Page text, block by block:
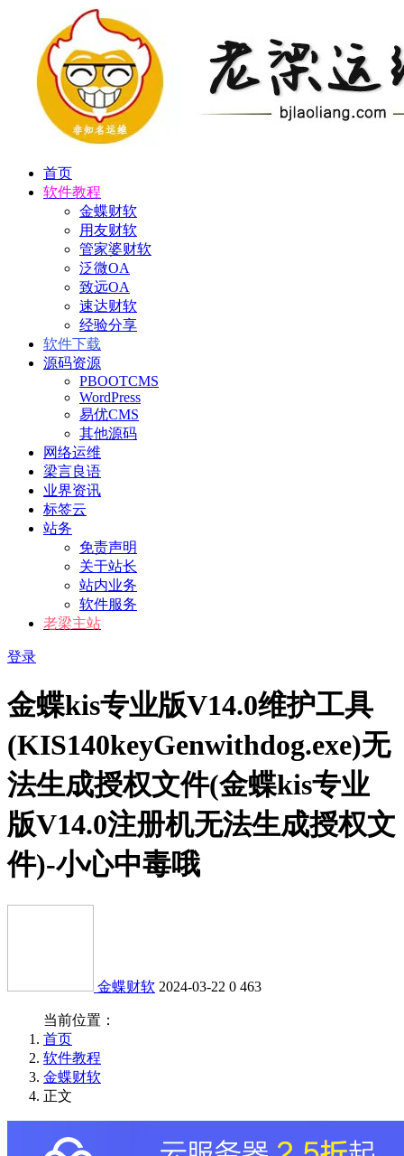
首页
软件教程
金蝶财软
用友财软
管家婆财软
泛微OA
致远OA
速达财软
经验分享
软件下载
源码资源
PBOOTCMS
WordPress
易优CMS
其他源码
网络运维
梁言良语
业界资讯
标签云
站务
免责声明
关于站长
站内业务
软件服务
老梁主站
登录
金蝶kis专业版V14.0维护工具
(KIS140keyGenwithdog.exe)无
法生成授权文件(金蝶kis专业
版V14.0注册机无法生成授权文
件)-小心中毒哦
金蝶财软 2024-03-22 0 463
当前位置：
首页
软件教程
金蝶财软
正文